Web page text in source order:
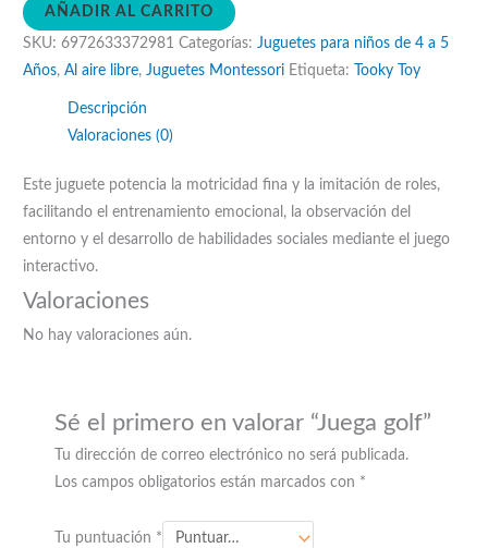
cantidad
AÑADIR AL CARRITO
SKU:6972633372981 Categorías: Juguetes para niños de 4 a 5
Años,Al aire libre, Juguetes Montessori Etiqueta: Tooky Toy
Descripción
Valoraciones (0)
Este juguete potencia la motricidad fina y la imitación de roles,
facilitando el entrenamiento emocional, la observación del
entorno y el desarrollo de habilidades sociales mediante el juego
interactivo.
Valoraciones
No hay valoraciones aún.
Sé el primero en valorar “Juega golf”
Tu dirección de correo electrónico no será publicada.
Los campos obligatorios están marcados con *
Tu puntuación *